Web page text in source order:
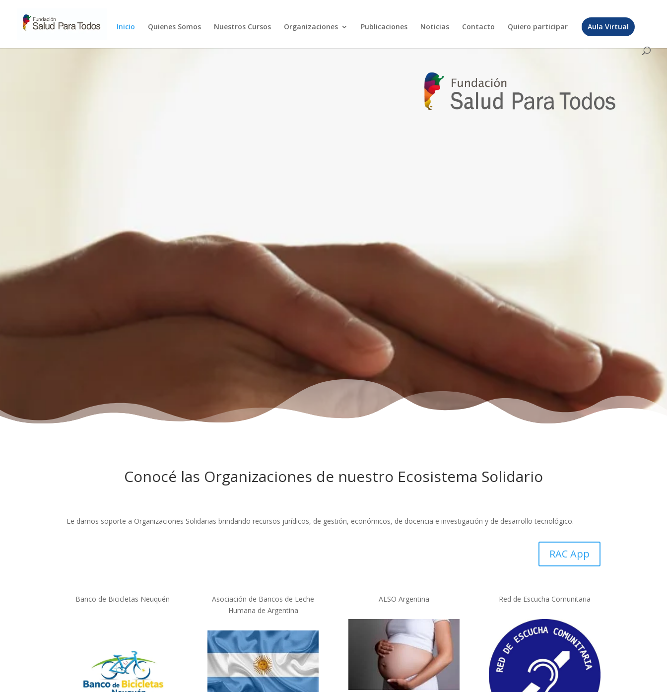
Inicio Quienes Somos Nuestros Cursos Organizaciones Publicaciones Noticias Contacto Quiero participar Aula Virtual
Conocé las Organizaciones de nuestro Ecosistema Solidario
Le damos soporte a Organizaciones Solidarias brindando recursos jurídicos, de gestión, económicos, de docencia e investigación y de desarrollo tecnológico.
RAC App
Banco de Bicicletas Neuquén
Asociación de Bancos de Leche
Humana de Argentina
ALSO Argentina Red de Escucha Comunitaria